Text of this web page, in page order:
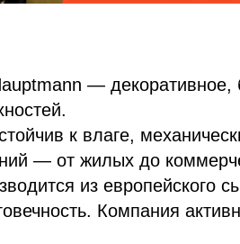
— декоративное,
к влаге,
— от жилых до
из европейского
Компания